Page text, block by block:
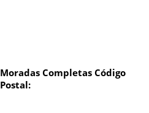
Moradas Completas Código
Postal: